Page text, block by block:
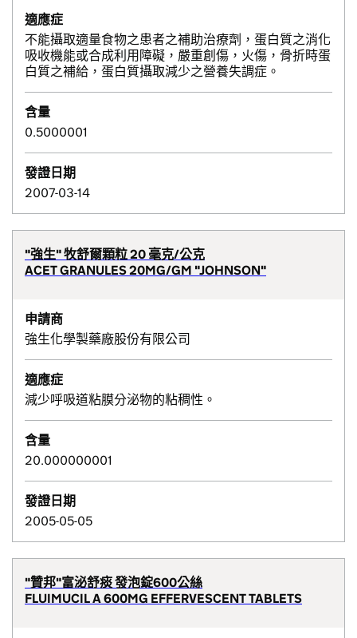
適應症
不能攝取適量食物之患者之補助治療劑，蛋白質之消化
吸收機能或合成利用障礙，嚴重創傷，火傷，骨折時蛋
白質之補給，蛋白質攝取減少之營養失調症。
含量
0.5000001
發證日期
2007-03-14
"強生" 牧舒爾顆粒 20 毫克/公克
ACET GRANULES 20MG/GM "JOHNSON"
申請商
強生化學製藥廠股份有限公司
適應症
減少呼吸道粘膜分泌物的粘稠性。
含量
20.000000001
發證日期
2005-05-05
"贊邦"富泌舒痰 發泡錠600公絲
FLUIMUCIL A 600MG EFFERVESCENT TABLETS